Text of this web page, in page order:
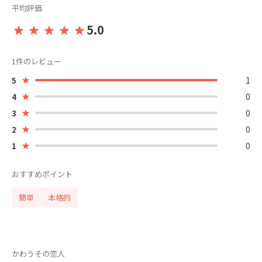
かわうその恋人
平均評価
5.0
1件のレビュー
5
1
4 0
3 0
2 0
1 0
おすすめポイント
簡単 本格的